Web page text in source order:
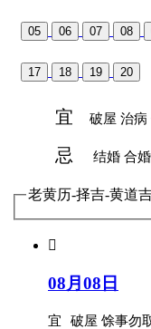
05 06 07 08
17 18 19 20
宜 破屋 治病
忌 结婚 合
老黄历-择吉-黄道

08月08日
宜
破屋 馀事勿